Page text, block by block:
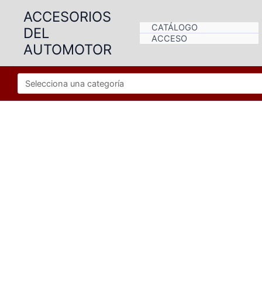
contenido
ACCESORIOS
DEL
AUTOMOTOR
CATÁLOGO
ACCESO